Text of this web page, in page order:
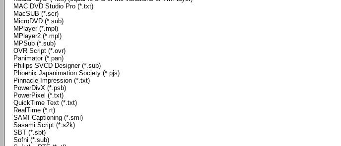
MAC DVD Studio Pro (*.txt)
MacSUB (*.scr)
MicroDVD (*.sub)
MPlayer (*.mpl)
MPlayer2 (*.mpl)
MPSub (*.sub)
OVR Script (*.ovr)
Panimator (*.pan)
Philips SVCD Designer (*.sub)
Phoenix Japanimation Society (*.pjs)
Pinnacle Impression (*.txt)
PowerDivX (*.psb)
PowerPixel (*.txt)
QuickTime Text (*.txt)
RealTime (*.rt)
SAMI Captioning (*.smi)
Sasami Script (*.s2k)
SBT (*.sbt)
Sofni (*.sub)